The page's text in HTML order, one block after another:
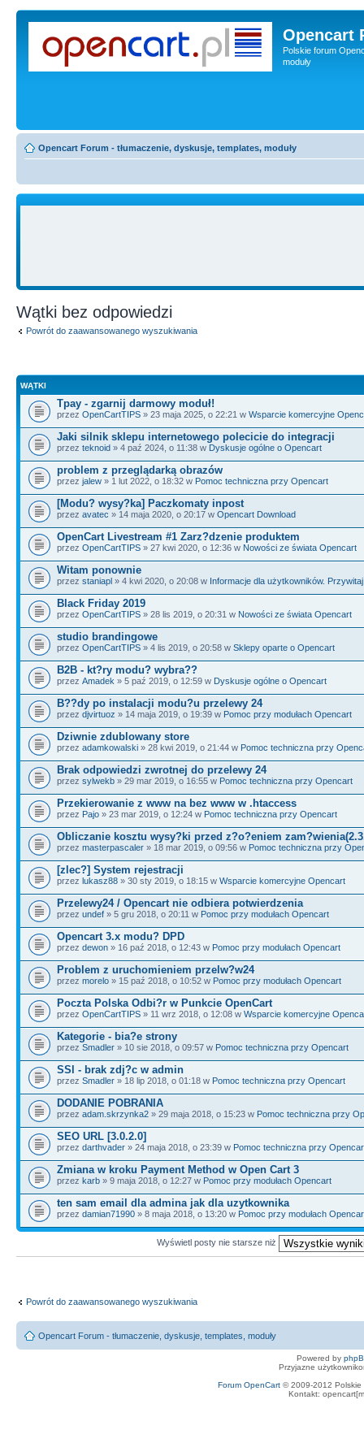
Opencart
Polskie forum
moduły
Opencart Forum - tłumaczenie, dyskusje, templates, moduły
Wątki bez odpowiedzi
Powrót do zaawansowanego wyszukiwania
WĄTKI
Tpay - zgarnij darmowy moduł!
przez OpenCartTIPS » 23 maja 2025, o 22:21 w Wsparcie komercyjne
Jaki silnik sklepu internetowego polecicie do integracji
przez teknoid » 4 paź 2024, o 11:38 w Dyskusje ogólne o Opencart
problem z przeglądarką obrazów
przez jalew » 1 lut 2022, o 18:32 w Pomoc techniczna przy Opencart
[Modu? wysy?ka] Paczkomaty inpost
przez avatec » 14 maja 2020, o 20:17 w Opencart Download
OpenCart Livestream #1 Zarz?dzenie produktem
przez OpenCartTIPS » 27 kwi 2020, o 12:36 w Nowości ze świata Opencart
Witam ponownie
przez staniapl » 4 kwi 2020, o 20:08 w Informacje dla użytkowników.
Black Friday 2019
przez OpenCartTIPS » 28 lis 2019, o 20:31 w Nowości ze świata Opencart
studio brandingowe
przez OpenCartTIPS » 4 lis 2019, o 20:58 w Sklepy oparte o Opencart
B2B - kt?ry modu? wybra??
przez Amadek » 5 paź 2019, o 12:59 w Dyskusje ogólne o Opencart
B??dy po instalacji modu?u przelewy 24
przez djvirtuoz » 14 maja 2019, o 19:39 w Pomoc przy modułach Opencart
Dziwnie zdublowany store
przez adamkowalski » 28 kwi 2019, o 21:44 w Pomoc techniczna przy
Brak odpowiedzi zwrotnej do przelewy 24
przez sylwekb » 29 mar 2019, o 16:55 w Pomoc techniczna przy Opencart
Przekierowanie z www na bez www w .htaccess
przez Pajo » 23 mar 2019, o 12:24 w Pomoc techniczna przy Opencart
Obliczanie kosztu wysy?ki przed z?o?eniem
przez masterpascaler » 18 mar 2019, o 09:56 w Pomoc techniczna przy
[zlec?] System rejestracji
przez lukasz88 » 30 sty 2019, o 18:15 w Wsparcie komercyjne Opencart
Przelewy24 / Opencart nie odbiera potwierdzenia
przez undef » 5 gru 2018, o 20:11 w Pomoc przy modułach Opencart
Opencart 3.x modu? DPD
przez dewon » 16 paź 2018, o 12:43 w Pomoc przy modułach Opencart
Problem z uruchomieniem przelw?w24
przez morelo » 15 paź 2018, o 10:52 w Pomoc przy modułach Opencart
Poczta Polska Odbi?r w Punkcie OpenCart
przez OpenCartTIPS » 11 wrz 2018, o 12:08 w Wsparcie komercyjne
Kategorie - bia?e strony
przez Smadler » 10 sie 2018, o 09:57 w Pomoc techniczna przy Opencart
SSl - brak zdj?c w admin
przez Smadler » 18 lip 2018, o 01:18 w Pomoc techniczna przy Opencart
DODANIE POBRANIA
przez adam.skrzynka2 » 29 maja 2018, o 15:23 w Pomoc techniczna przy
SEO URL [3.0.2.0]
przez darthvader » 24 maja 2018, o 23:39 w Pomoc techniczna przy
Zmiana w kroku Payment Method w Open Cart 3
przez karb » 9 maja 2018, o 12:27 w Pomoc przy modułach Opencart
ten sam email dla admina jak dla uzytkownika
przez damian71990 » 8 maja 2018, o 13:20 w Pomoc przy modułach
Wyświetl posty nie starsze niż
Powrót do zaawansowanego wyszukiwania
Opencart Forum - tłumaczenie, dyskusje, templates, moduły
Powered by
Przyjazne
Forum OpenCart© 2009-2012 Polskie
Kontakt: